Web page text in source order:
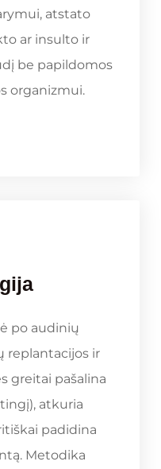
atstato
ar insulto ir
be papildomos
organizmui.
po audinių
replantacijos ir
greitai pašalina
atkuria
padidina
Metodika